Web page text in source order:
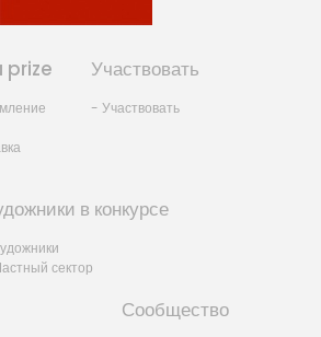
prize Участвовать
- Участвовать
в конкурсе
сектор
Сообщество